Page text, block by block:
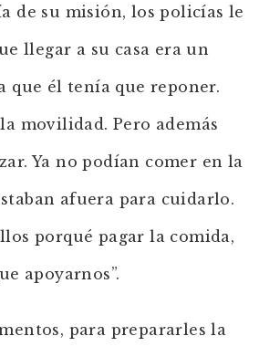
de su misión, los policías le
llegar a su casa era un
que él tenía que reponer.
movilidad. Pero además
Ya no podían comer en la
afuera para cuidarlo.
porqué pagar la comida,
apoyarnos”.
para prepararles la